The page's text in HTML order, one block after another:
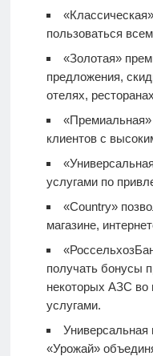
пользоваться
«Золотая»
предложения,
отелях,
клиентов с
услугами по
«Country»
магазине,
получать бонусы
некоторых АЗС во
услугами.
Универсальная
«Урожай»